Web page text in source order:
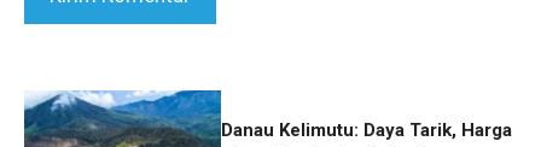
Danau Kelimutu: Daya Tarik, Harga